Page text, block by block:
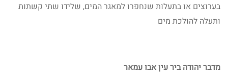
בערוצים או בתעלות שנחפרו למאגר המים, שלידו שתי קשתות
ותעלה להולכת מים
מדבר יהודה ביר עין אבו עמאר